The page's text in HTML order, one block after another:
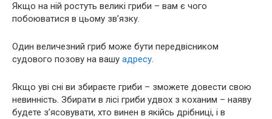
Якщо на ній ростуть великі гриби – вам є чого
побоюватися в цьому зв’язку.
Один величезний гриб може бути передвісником
судового позову на вашу адресу.
Якщо уві сні ви збираєте гриби – зможете довести свою
невинність. Збирати в лісі гриби удвох з коханим – наяву
будете з’ясовувати, хто винен в якійсь дрібниці, і в